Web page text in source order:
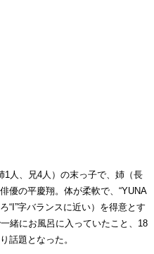
人、兄4人）の末っ子で、姉（長
優の平慶翔。体が柔軟で、“YUNA
“I”字バランスに近い）を得意とす
緒にお風呂に入っていたこと、18
話題となった。